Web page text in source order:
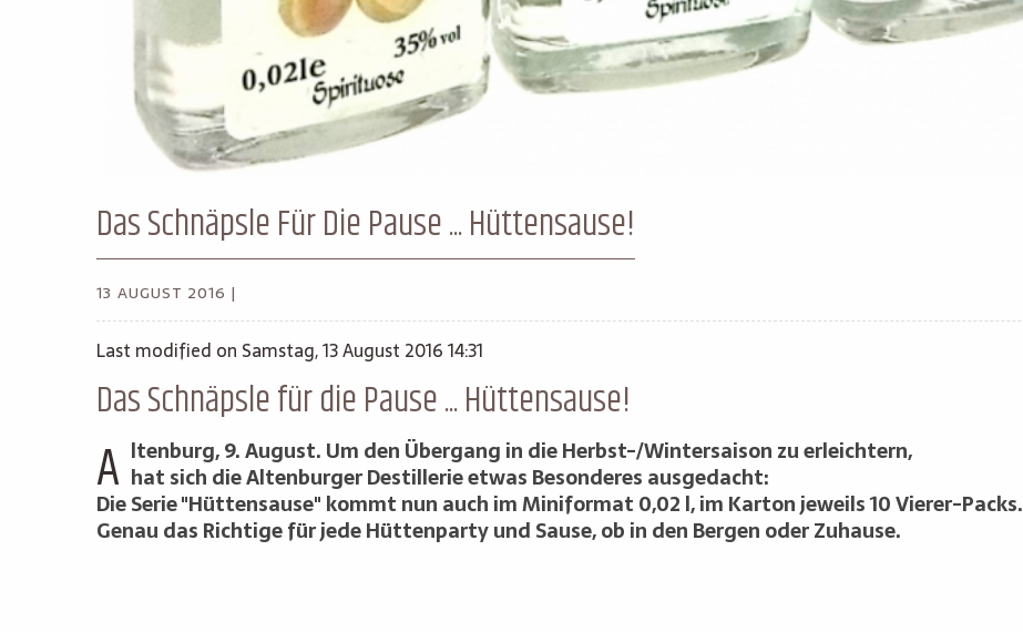
Das Schnäpsle Für Die Pause ... Hüttensause!
13 AUGUST 2016 |
Last modified on Samstag, 13 August 2016 14:31
Das Schnäpsle für die Pause ... Hüttensause!
A ltenburg, 9. August. Um den Übergang in die Herbst-/Wintersaison zu erleichtern,
hat sich die Altenburger Destillerie etwas Besonderes ausgedacht:
Die Serie "Hüttensause" kommt nun auch im Miniformat 0,02 l, im Karton jeweils 10 Vierer-Packs.
Genau das Richtige für jede Hüttenparty und Sause, ob in den Bergen oder Zuhause.